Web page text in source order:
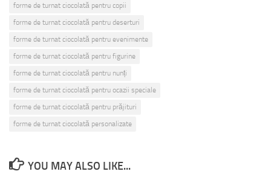
forme de turnat ciocolată pentru copii
forme de turnat ciocolată pentru deserturi
forme de turnat ciocolată pentru evenimente
forme de turnat ciocolată pentru figurine
forme de turnat ciocolată pentru nunți
forme de turnat ciocolată pentru ocazii speciale
forme de turnat ciocolată pentru prăjituri
forme de turnat ciocolată personalizate
YOU MAY ALSO LIKE...